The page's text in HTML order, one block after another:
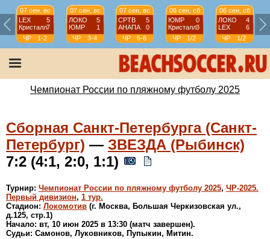
07 сен, вс
LEX
5
Кристалл7
ЧР
1-2
07 сен, вс
ЛОКО
5
ЮМР
1
ЧР
3-4
07 сен, вс
СРТВ
5
АНАПА
0
ЧР
5-6
06 сен, сб
ЮМР
0
Кристалл3
ЧР
1/2
06 сен, сб
ЛОКО
4
LEX
6
ЧР
1/2
Чемпионат России по пляжному футболу 2025
Сборная Санкт-Петербурга (Санкт-
Петербург) — ЗВЕЗДА (Рыбинск)
7:2 (4:1, 2:0, 1:1)
Турнир: Чемпионат России по пляжному футболу 2025, ЧР-2025.
Первый дивизион, 1 тур.
Стадион: Локомотив (г. Москва, Большая Черкизовская ул.,
д.125, стр.1)
Начало: вт, 10 июн 2025 в 13:30 (матч завершен).
Судьи: Самонов, Луковников, Пупыкин, Митин.